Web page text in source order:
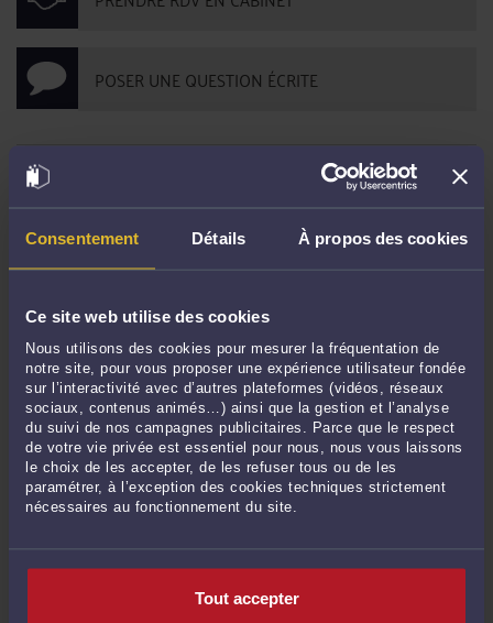
Consentement Détails À propos des cookies
Ce site web utilise des cookies
Nous utilisons des cookies pour mesurer la fréquentation de
notre site, pour vous proposer une expérience utilisateur fondée
sur l’interactivité avec d’autres plateformes (vidéos, réseaux
sociaux, contenus animés…) ainsi que la gestion et l’analyse
du suivi de nos campagnes publicitaires. Parce que le respect
de votre vie privée est essentiel pour nous, nous vous laissons
le choix de les accepter, de les refuser tous ou de les
paramétrer, à l’exception des cookies techniques strictement
nécessaires au fonctionnement du site.
Tout accepter
POSER UNE QUESTION ÉCRITE
DERNIÈRES PUBLICATIONS
L'Importance du contradictoire dans la révocation d'un président de SAS.-
Le 6 déc. 2023 à 11:53
16:10
Avis du médecin du travail et délai de recours-Le 7 sept. 2021 à 16:07
Si un exemplaire du mandat n’est pas remis au mandant, la clause
d’exclusivité ou pénale ne pourra pas s’appliquer.-Le 7 sept. 2021 à 16:05
La responsabilité de l’ancien gérant d’une SCI-Le 7 sept. 2021 à 16:03
Vidéosurveillance, mode de preuve et licenciement injustifié-Le 7 sept. 2021
à 16:01
entreprises-Le 7 sept. 2021 à 15:58